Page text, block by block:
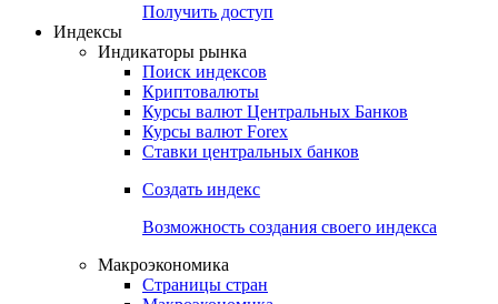
Получить доступ
Индексы
Индикаторы рынка
Поиск индексов
Криптовалюты
Курсы валют Центральных Банков
Курсы валют Forex
Ставки центральных банков
Создать индекс
Возможность создания своего индекса
Макроэкономика
Страницы стран